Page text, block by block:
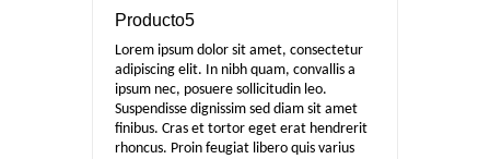
Producto5
Lorem ipsum dolor sit amet, consectetur
adipiscing elit. In nibh quam, convallis a
ipsum nec, posuere sollicitudin leo.
Suspendisse dignissim sed diam sit amet
finibus. Cras et tortor eget erat hendrerit
rhoncus. Proin feugiat libero quis varius